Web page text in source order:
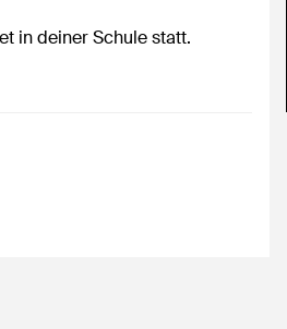
in deiner Schule statt.